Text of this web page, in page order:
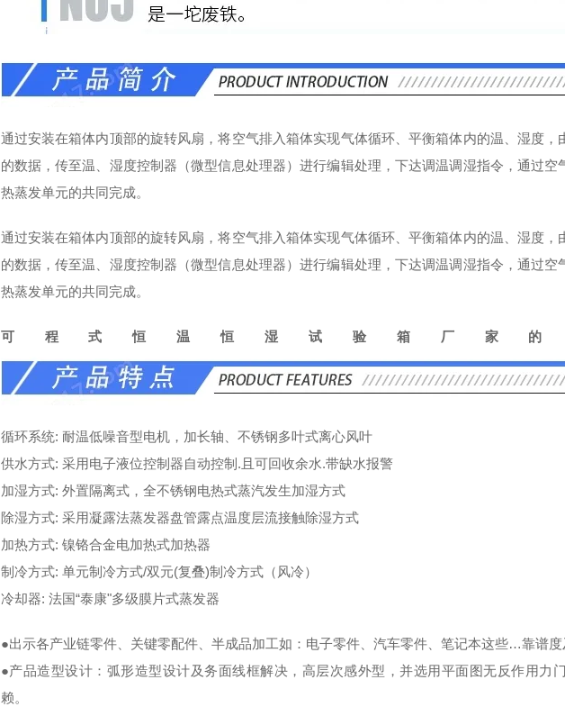
通过安装在箱体内顶部的旋转风扇，将空气排入箱体实现气体循环、平衡箱体内的温、湿度
的数据，传至温、湿度控制器（微型信息处理器）进行编辑处理，下达调温调湿指令，通过空
热蒸发单元的共同完成。
通过安装在箱体内顶部的旋转风扇，将空气排入箱体实现气体循环、平衡箱体内的温、湿度
的数据，传至温、湿度控制器（微型信息处理器）进行编辑处理，下达调温调湿指令，通过空
热蒸发单元的共同完成。
可程式恒温恒湿试验箱厂家的
循环系统: 耐温低噪音型电机，加长轴、不锈钢多叶式离心风叶
供水方式: 采用电子液位控制器自动控制.且可回收余水.带缺水报警
加湿方式: 外置隔离式，全不锈钢电热式蒸汽发生加湿方式
除湿方式: 采用凝露法蒸发器盘管露点温度层流接触除湿方式
加热方式: 镍铬合金电加热式加热器
制冷方式: 单元制冷方式/双元(复叠)制冷方式（风冷）
冷却器: 法国“泰康"多级膜片式蒸发器
●出示各产业链零件、关键零配件、半成品加工如：电子零件、汽车零件、笔记本这些…靠谱度
●产品造型设计：弧形造型设计及务面线框解决，高层次感外型，并选用平面图无反作用力
赖。